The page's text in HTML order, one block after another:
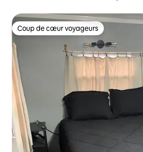
Coup de cœur voyageurs
Coup de cœur voyageurs